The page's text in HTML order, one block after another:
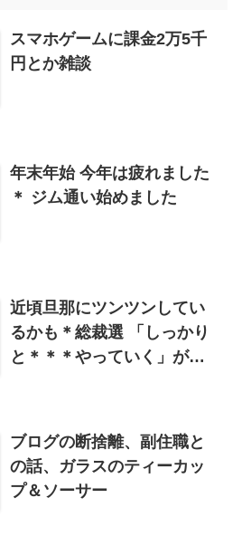
スマホゲームに課金2万5千
円とか雑談
年末年始 今年は疲れました
＊ ジム通い始めました
近頃旦那にツンツンしてい
るかも＊総裁選 「しっかり
と＊＊＊やっていく」が気
ブログの断捨離、副住職と
の話、ガラスのティーカッ
プ＆ソーサー